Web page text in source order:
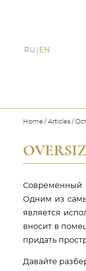
RU EN
Home Articles
Современный
Одним из
является
вносит в
придать
Давайте